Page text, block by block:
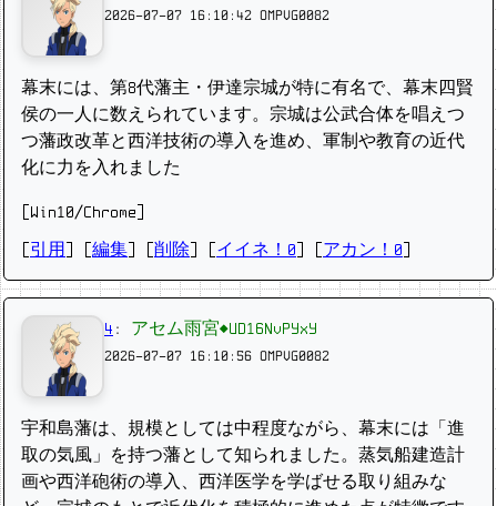
2026-07-07 16:10:42 OMPVG0082
幕末には、第8代藩主・伊達宗城が特に有名で、幕末四賢
侯の一人に数えられています。宗城は公武合体を唱えつ
つ藩政改革と西洋技術の導入を進め、軍制や教育の近代
化に力を入れました
[Win10/Chrome]
引用 編集 削除 イイネ！0 アカン！0
4 : アセム雨宮◆UD16NvPYxY
2026-07-07 16:10:56 OMPVG0082
宇和島藩は、規模としては中程度ながら、幕末には「進
取の気風」を持つ藩として知られました。蒸気船建造計
画や西洋砲術の導入、西洋医学を学ばせる取り組みな